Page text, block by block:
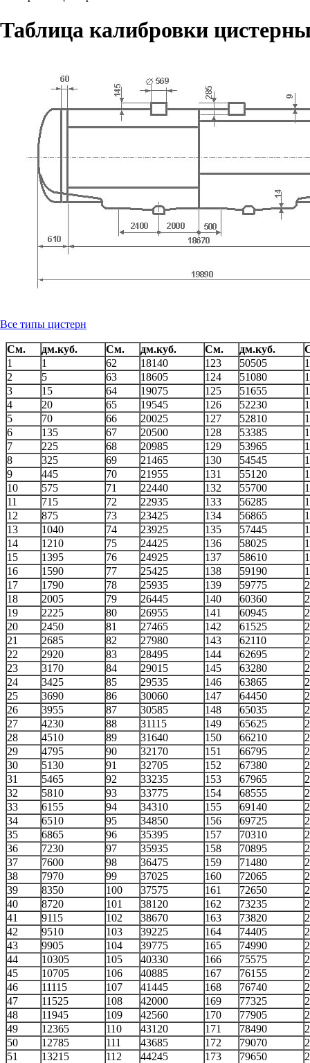
Таблица калибровки
Все типы цистерн
См. дм.куб. См. дм.куб. См. дм.куб.
1
1 62 18140 123 50505
2
5 63 18605 124 51080
3
15 64 19075 125 51655
4
20 65 19545 126 52230
5
70 66 20025 127 52810
6
135 67 20500 128 53385
7
225 68 20985 129 53965
8
325 69 21465 130 54545
9
445 70 21955 131 55120
10
575 71 22440 132 55700
11
715 72 22935 133 56285
12
875 73 23425 134 56865
13
1040 74 23925 135 57445
14
1210 75 24425 136 58025
15
1395 76 24925 137 58610
16
1590 77 25425 138 59190
17
1790 78 25935 139 59775
18
2005 79 26445 140 60360
19
2225 80 26955 141 60945
20
2450 81 27465 142 61525
21
2685 82 27980 143 62110
22
2920 83 28495 144 62695
23
3170 84 29015 145 63280
24
3425 85 29535 146 63865
25
3690 86 30060 147 64450
26
3955 87 30585 148 65035
27
4230 88 31115 149 65625
28
4510 89 31640 150 66210
29
4795 90 32170 151 66795
30
5130 91 32705 152 67380
31
5465 92 33235 153 67965
32
5810 93 33775 154 68555
33
6155 94 34310 155 69140
34
6510 95 34850 156 69725
35
6865 96 35395 157 70310
36
7230 97 35935 158 70895
37
7600 98 36475 159 71480
38
7970 99 37025 160 72065
39
8350 100 37575 161 72650
40
8720 101 38120 162 73235
41
9115 102 38670 163 73820
42
9510 103 39225 164 74405
43
9905 104 39775 165 74990
44
10305 105 40330 166 75575
45
10705 106 40885 167 76155
46
11115 107 41445 168 76740
47
11525 108 42000 169 77325
48
11945 109 42560 170 77905
49
12365 110 43120 171 78490
50
12785 111 43685 172 79070
51
13215 112 44245 173 79650